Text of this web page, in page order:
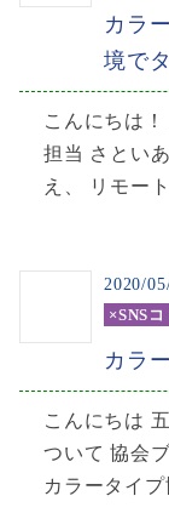
カラ
境で
こんにちは
担当 さとい
え、 リモー
2020/
×SNS
カラ
こんにちは
ついて 協会
カラータイ